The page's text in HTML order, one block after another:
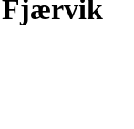
Fjærvik